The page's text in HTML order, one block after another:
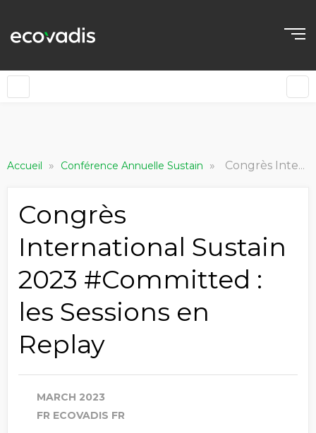
Accueil » Conférence Annuelle Sustain » Congrès International Sustain 2023 #Committed : les Sessions en Replay
Congrès
International Sustain
2023 #Committed :
les Sessions en
Replay
MARCH 2023
FR ECOVADIS FR